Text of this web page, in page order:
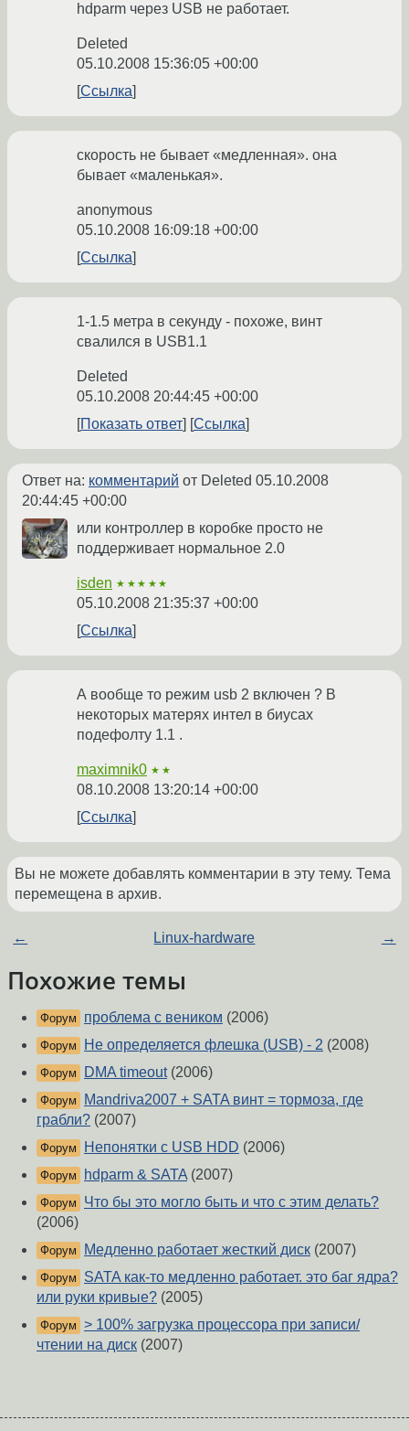
hdparm через USB не работает.
Deleted
05.10.2008 15:36:05 +00:00
Ссылка
скорость не бывает «медленная». она
бывает «маленькая».
anonymous
05.10.2008 16:09:18 +00:00
Ссылка
1-1.5 метра в секунду - похоже, винт
свалился в USB1.1
Deleted
05.10.2008 20:44:45 +00:00
Показать ответ
Ссылка
Ответ на: комментарий от Deleted 05.10.2008
20:44:45 +00:00
или контроллер в коробке просто не
поддерживает нормальное 2.0
isden ★★★★★
05.10.2008 21:35:37 +00:00
Ссылка
А вообще то режим usb 2 включен ? В
некоторых матерях интел в биусах
подефолту 1.1 .
maximnik0 ★★
08.10.2008 13:20:14 +00:00
Ссылка
Вы не можете добавлять комментарии в эту тему. Тема
перемещена в архив.
← Linux-hardware →
Похожие темы
Форум проблема с веником (2006)
Форум Не определяется флешка (USB) - 2 (2008)
Форум DMA timeout(2006)
Форум
Mandriva2007 + SATA винт = тормоза, где
грабли? (2007)
Форум Непонятки с USB HDD (2006)
Форум hdparm & SATA (2007)
Форум
Что бы это могло быть и что с этим делать?
(2006)
Форум Медленно работает жесткий диск (2007)
Форум
SATA как-то медленно работает. это баг ядра?
или руки кривые? (2005)
Форум > 100% загрузка процессора при записи/
чтении на диск (2007)